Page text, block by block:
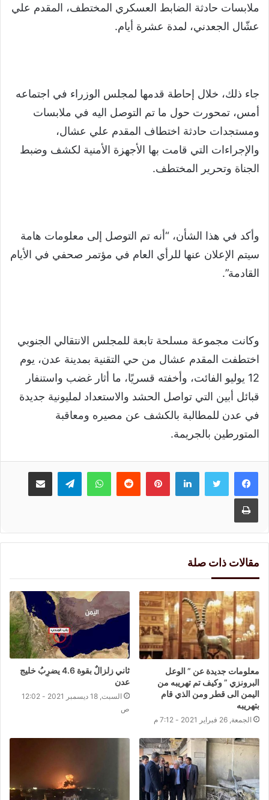
ملابسات حادثة الضابط العسكري المختطف، المقدم علي
عشّال الجعدني، لمدة عشرة أيام.
جاء ذلك، خلال إحاطة قدمها لمجلس الوزراء في اجتماعه
أمس، تمحورت حول ما تم التوصل اليه في ملابسات
ومستجدات حادثة اختطاف المقدم علي عشال،
والإجراءات التي قامت بها الأجهزة الأمنية لكشف وضبط
الجناة وتحرير المختطف.
وأكد في هذا الشأن، “أنه تم التوصل إلى معلومات هامة
سيتم الإعلان عنها للرأي العام في مؤتمر صحفي في الأيام
القادمة”.
وكانت مجموعة مسلحة تابعة للمجلس الانتقالي الجنوبي
اختطفت المقدم عشال من حي التقنية بمدينة عدن، يوم
12 يوليو الفائت، وأخفته قسريًا، ما أثار غضب واستنفار
قبائل أبين التي تواصل الحشد والاستعداد لمليونية جديدة
في عدن للمطالبة بالكشف عن مصيره ومعاقبة
المتورطين بالجريمة.
لينكدإنبينتيريست واتسابتيلقرام مشاركة عبر البريد
طباعة
مقالات ذات صلة
معلومات جديدة عن ” الوعل
البرونزي ” وكيف تم تهريبه من
اليمن الى قطر ومن الذي قام
بتهريبه
الجمعة, 26 فبراير 2021 - 7:12 م
ثاني زلزالٌ بقوة 4.6 يضرِبُ خليج
عدن
السبت, 18 ديسمبر 2021 - 12:02
ص